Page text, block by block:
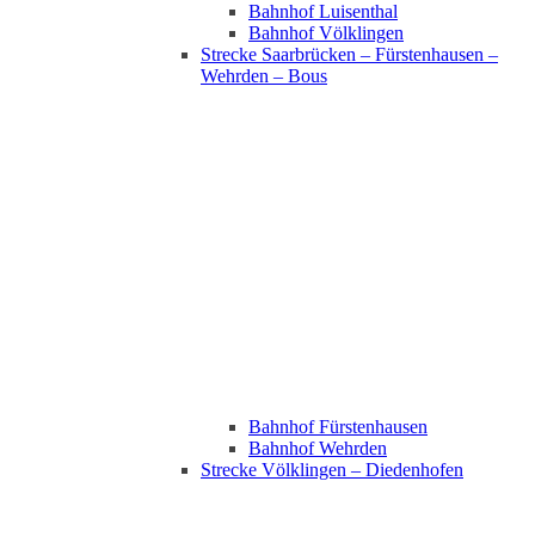
Bahnhof Luisenthal
Bahnhof Völklingen
Strecke Saarbrücken – Fürstenhausen –
Wehrden – Bous
Bahnhof Fürstenhausen
Bahnhof Wehrden
Strecke Völklingen – Diedenhofen